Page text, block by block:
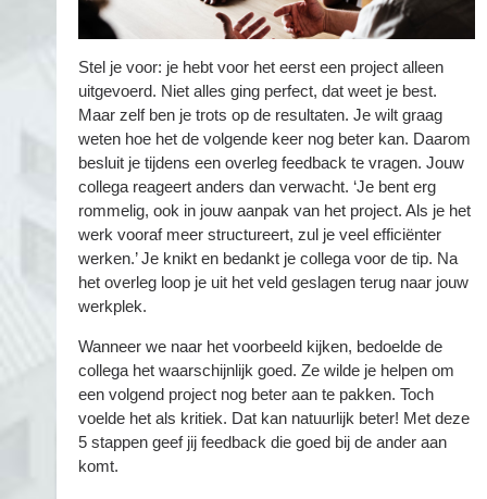
Stel je voor: je hebt voor het eerst een project alleen
uitgevoerd. Niet alles ging perfect, dat weet je best.
Maar zelf ben je trots op de resultaten. Je wilt graag
weten hoe het de volgende keer nog beter kan. Daarom
besluit je tijdens een overleg feedback te vragen. Jouw
collega reageert anders dan verwacht. ‘Je bent erg
rommelig, ook in jouw aanpak van het project. Als je het
werk vooraf meer structureert, zul je veel efficiënter
werken.’ Je knikt en bedankt je collega voor de tip. Na
het overleg loop je uit het veld geslagen terug naar jouw
werkplek.
Wanneer we naar het voorbeeld kijken, bedoelde de
collega het waarschijnlijk goed. Ze wilde je helpen om
een volgend project nog beter aan te pakken. Toch
voelde het als kritiek. Dat kan natuurlijk beter! Met deze
5 stappen geef jij feedback die goed bij de ander aan
komt.